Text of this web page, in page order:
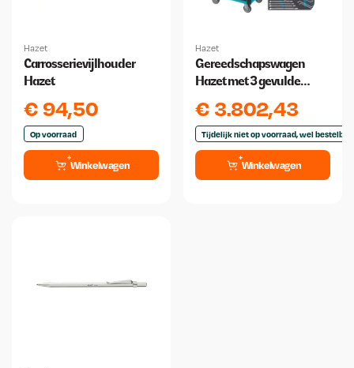
Hazet
Carrosserievijlhouder
Hazet
€ 94,50
Op voorraad
Winkelwagen
Hazet
Gereedschapswagen
Hazet met 3 gevulde
€ 3.802,43
Tijdelijk niet op voorraad, wel
Winkelwagen